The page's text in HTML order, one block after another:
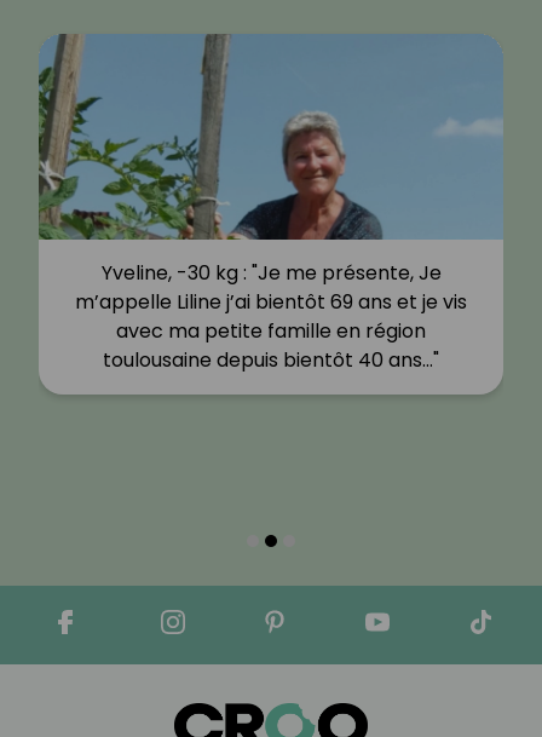
Yveline, -30 kg : "Je me présente, Je
m’appelle Liline j’ai bientôt 69 ans et je vis
avec ma petite famille en région
toulousaine depuis bientôt 40 ans…"